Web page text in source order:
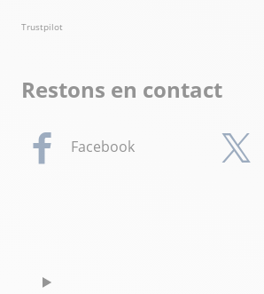
Trustpilot
Restons en contact
Facebook